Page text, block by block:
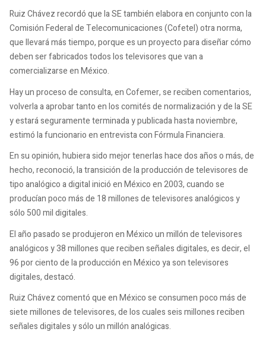
Ruiz Chávez recordó que la SE también elabora en conjunto con la
Comisión Federal de Telecomunicaciones (Cofetel) otra norma,
que llevará más tiempo, porque es un proyecto para diseñar cómo
deben ser fabricados todos los televisores que van a
comercializarse en México.
Hay un proceso de consulta, en Cofemer, se reciben comentarios,
volverla a aprobar tanto en los comités de normalización y de la SE
y estará seguramente terminada y publicada hasta noviembre,
estimó la funcionario en entrevista con Fórmula Financiera.
En su opinión, hubiera sido mejor tenerlas hace dos años o más, de
hecho, reconoció, la transición de la producción de televisores de
tipo analógico a digital inició en México en 2003, cuando se
producían poco más de 18 millones de televisores analógicos y
sólo 500 mil digitales.
El año pasado se produjeron en México un millón de televisores
analógicos y 38 millones que reciben señales digitales, es decir, el
96 por ciento de la producción en México ya son televisores
digitales, destacó.
Ruiz Chávez comentó que en México se consumen poco más de
siete millones de televisores, de los cuales seis millones reciben
señales digitales y sólo un millón analógicas.